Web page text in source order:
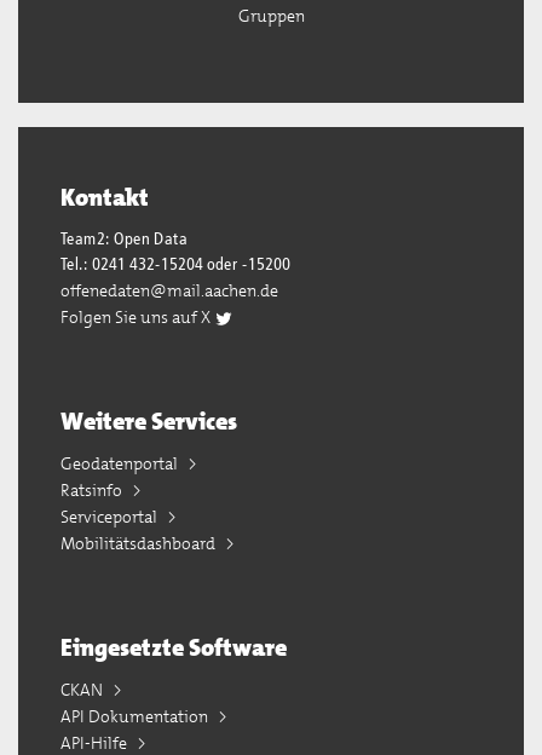
Gruppen
Kontakt
Team2: Open Data
Tel.: 0241 432-15204 oder -15200
offenedaten@mail.aachen.de
Folgen Sie uns auf X
Weitere Services
Geodatenportal
Ratsinfo
Serviceportal
Mobilitätsdashboard
Eingesetzte Software
CKAN
API Dokumentation
API-Hilfe